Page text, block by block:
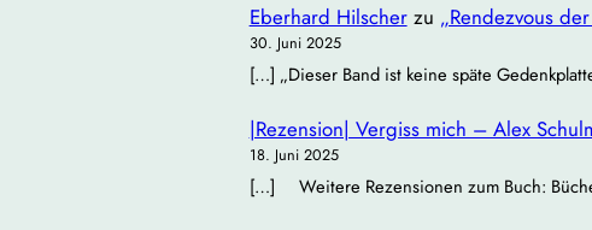
Eberhard Hilscherzu „Rendezvous
30. Juni 2025
[…] „Dieser Band ist keine späte
|Rezension| Vergiss mich – Alex
18. Juni 2025
[…] Weitere Rezensionen zum Buch: